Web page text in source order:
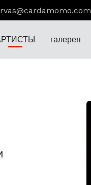
галерея